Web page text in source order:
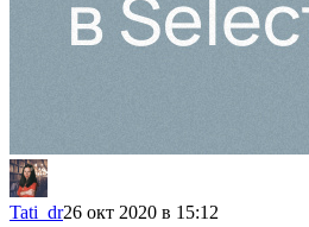
Tati_dr26 окт 2020 в 15:12